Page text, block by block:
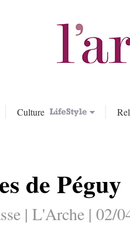
Culture
de Péguy
| L'Arche | 02/